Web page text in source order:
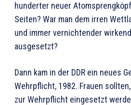
hunderter neuer
Seiten? War man dem irren
und immer vernichtender
ausgesetzt?
Dann kam in der DDR ein neues
Wehrpflicht, 1982. Frauen
zur Wehrpflicht eingesetzt